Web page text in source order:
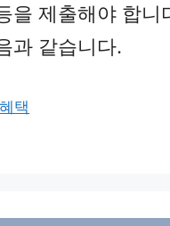
을 제출해야 합니
과 같습니다.
택